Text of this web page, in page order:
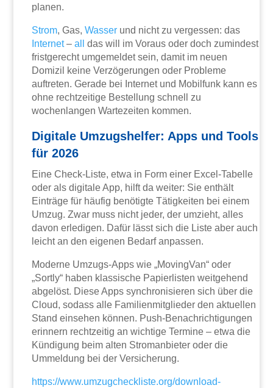
planen.
Strom, Gas,Wasser und nicht zu vergessen: das
Internet–all
das will im Voraus oder doch zumindest
fristgerecht umgemeldet sein, damit im neuen
Domizil keine Verzögerungen oder Probleme
auftreten. Gerade bei Internet und Mobilfunk kann es
ohne rechtzeitige Bestellung schnell zu
wochenlangen Wartezeiten kommen.
Digitale Umzugshelfer: Apps und Tools
für 2026
Eine Check-Liste, etwa in Form einer Excel-Tabelle
oder als digitale App, hilft da weiter: Sie enthält
Einträge für häufig benötigte Tätigkeiten bei einem
Umzug. Zwar muss nicht jeder, der umzieht, alles
davon erledigen. Dafür lässt sich die Liste aber auch
leicht an den eigenen Bedarf anpassen.
Moderne Umzugs-Apps wie „MovingVan“ oder
„Sortly“ haben klassische Papierlisten weitgehend
abgelöst. Diese Apps synchronisieren sich über die
Cloud, sodass alle Familienmitglieder den aktuellen
Stand einsehen können. Push-Benachrichtigungen
erinnern rechtzeitig an wichtige Termine – etwa die
Kündigung beim alten Stromanbieter oder die
Ummeldung bei der Versicherung.
https://www.umzugcheckliste.org/download-